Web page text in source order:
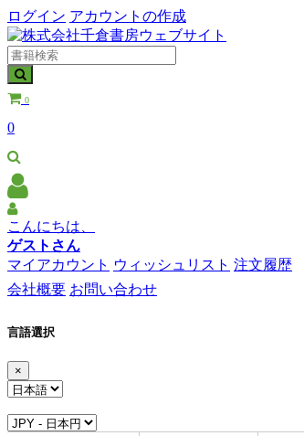
ログイン アカウントの作成
0
0
こんにちは、
ゲストさん
マイアカウント ウィッシュリスト 注文履歴
会社概要 お問い合わせ
言語選択
×